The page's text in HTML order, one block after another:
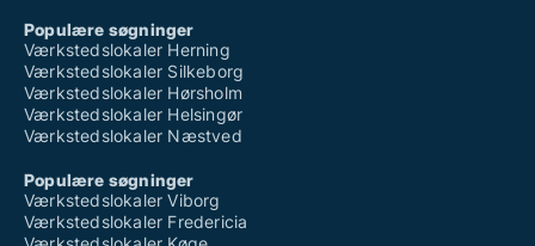
Populære søgninger
Værkstedslokaler Herning
Værkstedslokaler Silkeborg
Værkstedslokaler Hørsholm
Værkstedslokaler Helsingør
Værkstedslokaler Næstved
Populære søgninger
Værkstedslokaler Viborg
Værkstedslokaler Fredericia